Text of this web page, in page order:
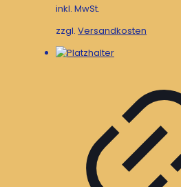
inkl. MwSt.
zzgl. Versandkosten